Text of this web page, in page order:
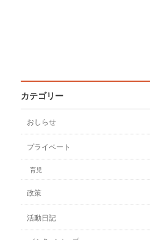
カテゴリー
おしらせ
プライベート
育児
政策
活動日記